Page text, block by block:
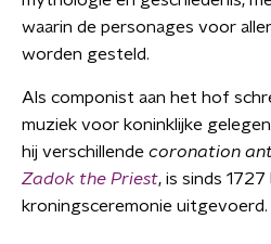
waarin de personages voor
worden gesteld.
Als componist aan het hof
muziek voor koninklijke
hij verschillende coronation
Zadok the Priest, is sinds
kroningsceremonie uitgevoerd.